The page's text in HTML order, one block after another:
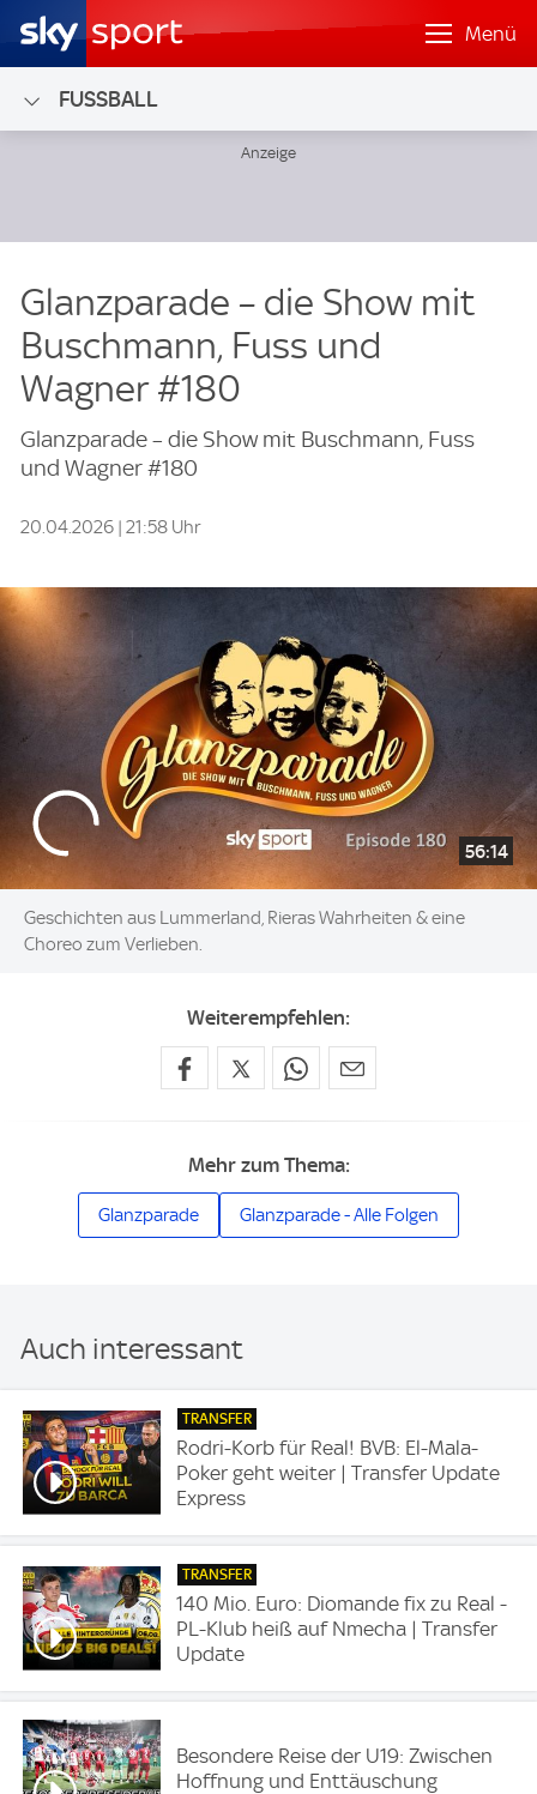
Menü
FUSSBALL
Glanzparade – die Show mit
Buschmann, Fuss und
Wagner #180
Glanzparade – die Show mit Buschmann, Fuss
und Wagner #180
20.04.2026 | 21:58 Uhr
56:14
Geschichten aus Lummerland, Rieras Wahrheiten & eine
Choreo zum Verlieben.
Weiterempfehlen:
Mehr zum Thema:
Glanzparade Glanzparade - Alle Folgen
Auch interessant
TRANSFER
Rodri-Korb für Real! BVB: El-Mala-
Poker geht weiter | Transfer Update
Express
TRANSFER
140 Mio. Euro: Diomande fix zu Real -
PL-Klub heiß auf Nmecha | Transfer
Update
Besondere Reise der U19: Zwischen
Hoffnung und Enttäuschung